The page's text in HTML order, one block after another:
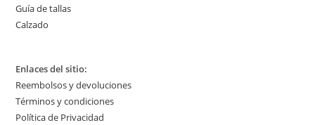
Guía de tallas
Calzado
Enlaces del sitio:
Reembolsos y devoluciones
Términos y condiciones
Política de Privacidad